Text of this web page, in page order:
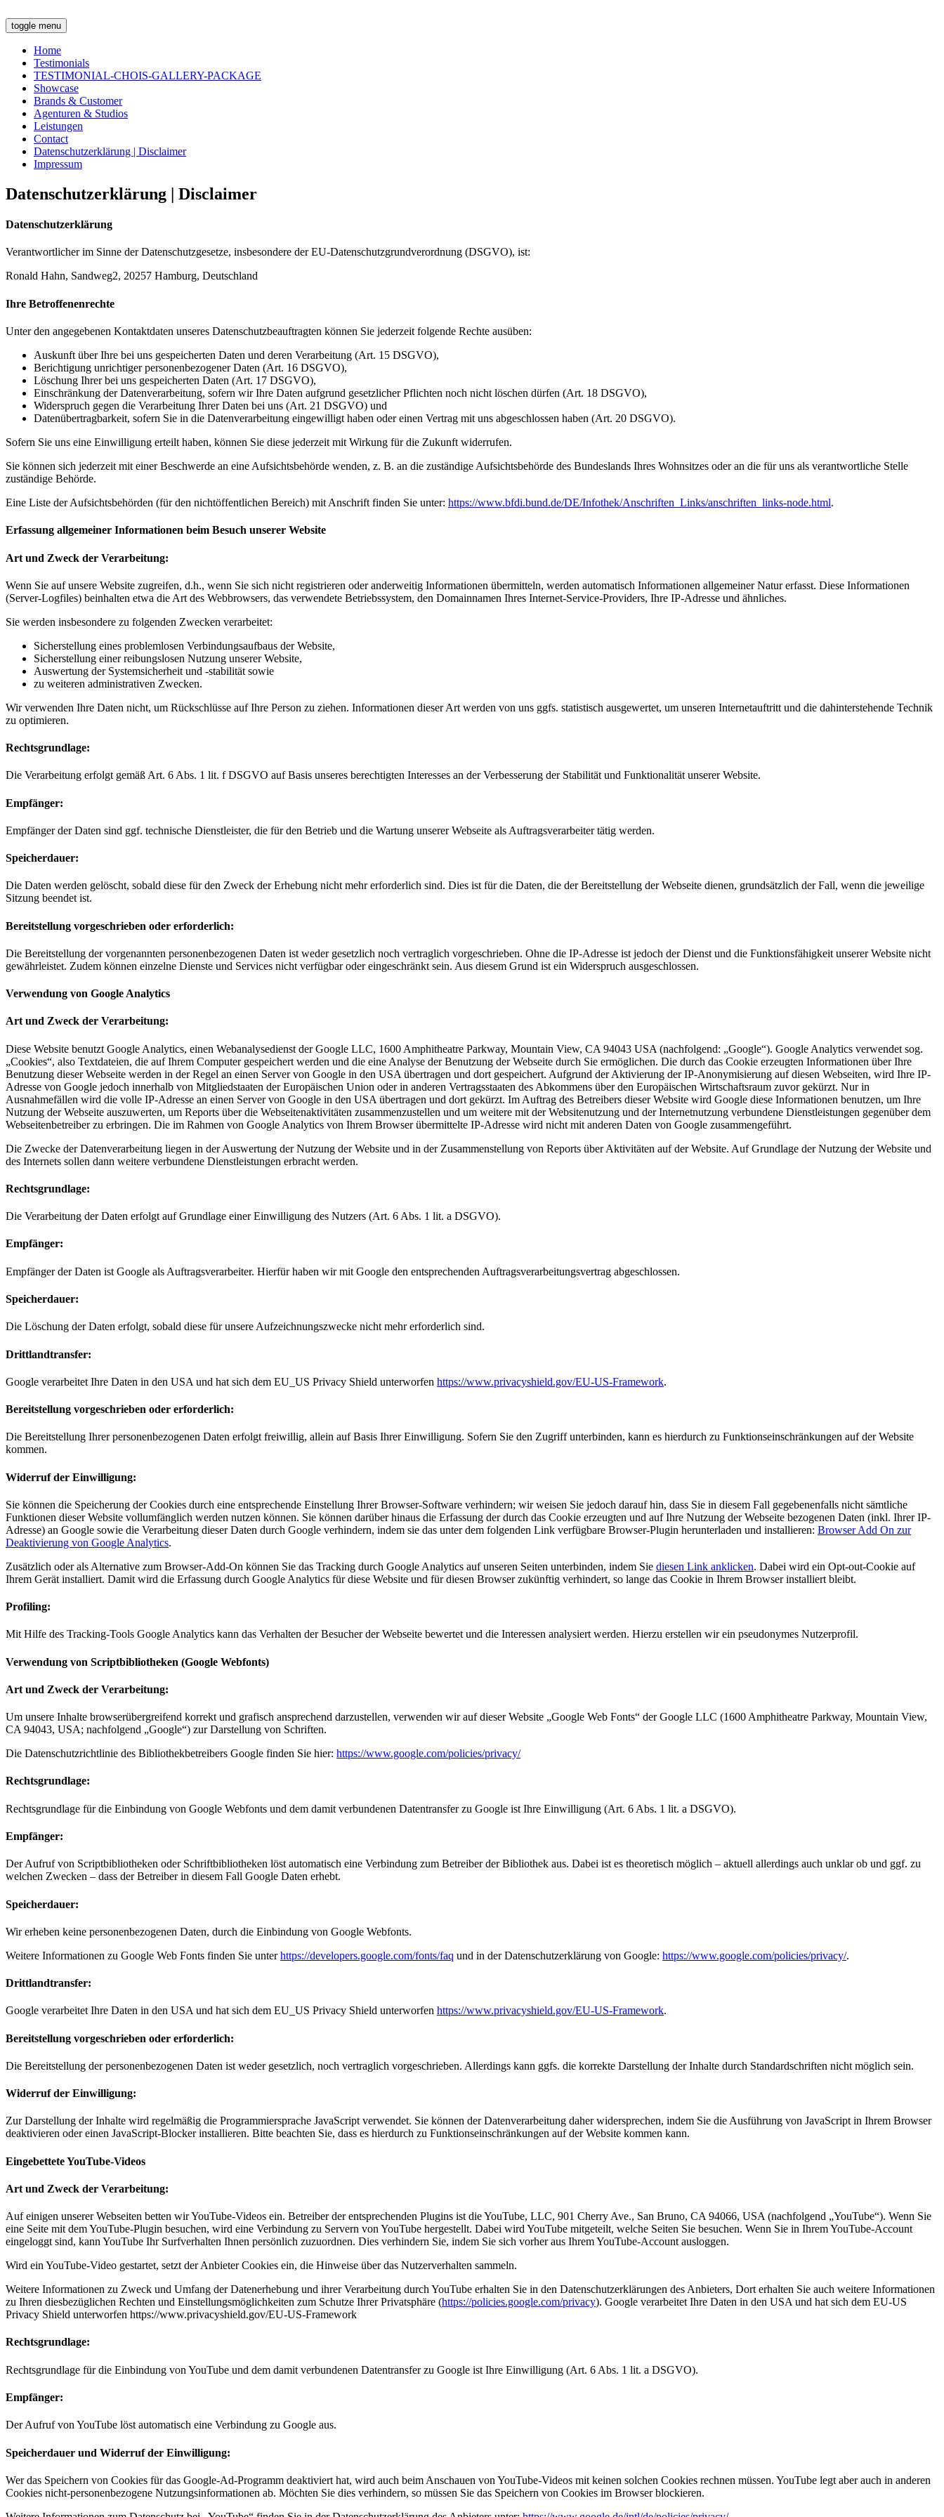
toggle menu
Home
Testimonials
TESTIMONIAL-CHOIS-GALLERY-PACKAGE
Showcase
Brands & Customer
Agenturen & Studios
Leistungen
Contact
Datenschutzerklärung | Disclaimer
Impressum
Datenschutzerklärung | Disclaimer
Datenschutzerklärung
Verantwortlicher im Sinne der Datenschutzgesetze, insbesondere der EU-Datenschutzgrundverordnung (DSGVO), ist:
Ronald Hahn, Sandweg2, 20257 Hamburg, Deutschland
Ihre Betroffenenrechte
Unter den angegebenen Kontaktdaten unseres Datenschutzbeauftragten können Sie jederzeit folgende Rechte ausüben:
Auskunft über Ihre bei uns gespeicherten Daten und deren Verarbeitung (Art. 15 DSGVO),
Berichtigung unrichtiger personenbezogener Daten (Art. 16 DSGVO),
Löschung Ihrer bei uns gespeicherten Daten (Art. 17 DSGVO),
Einschränkung der Datenverarbeitung, sofern wir Ihre Daten aufgrund gesetzlicher Pflichten noch nicht löschen dürfen (Art. 18 DSGVO),
Widerspruch gegen die Verarbeitung Ihrer Daten bei uns (Art. 21 DSGVO) und
Datenübertragbarkeit, sofern Sie in die Datenverarbeitung eingewilligt haben oder einen Vertrag mit uns abgeschlossen haben (Art. 20 DSGVO).
Sofern Sie uns eine Einwilligung erteilt haben, können Sie diese jederzeit mit Wirkung für die Zukunft widerrufen.
Sie können sich jederzeit mit einer Beschwerde an eine Aufsichtsbehörde wenden, z. B. an die zuständige Aufsichtsbehörde des Bundeslands Ihres Wohnsitzes oder an die für uns als verantwortliche Stelle
zuständige Behörde.
Eine Liste der Aufsichtsbehörden (für den nichtöffentlichen Bereich) mit Anschrift finden Sie unter: https://www.bfdi.bund.de/DE/Infothek/Anschriften_Links/anschriften_links-node.html.
Erfassung allgemeiner Informationen beim Besuch unserer Website
Art und Zweck der Verarbeitung:
Wenn Sie auf unsere Website zugreifen, d.h., wenn Sie sich nicht registrieren oder anderweitig Informationen übermitteln, werden automatisch Informationen allgemeiner Natur erfasst. Diese Informationen
(Server-Logfiles) beinhalten etwa die Art des Webbrowsers, das verwendete Betriebssystem, den Domainnamen Ihres Internet-Service-Providers, Ihre IP-Adresse und ähnliches.
Sie werden insbesondere zu folgenden Zwecken verarbeitet:
Sicherstellung eines problemlosen Verbindungsaufbaus der Website,
Sicherstellung einer reibungslosen Nutzung unserer Website,
Auswertung der Systemsicherheit und -stabilität sowie
zu weiteren administrativen Zwecken.
Wir verwenden Ihre Daten nicht, um Rückschlüsse auf Ihre Person zu ziehen. Informationen dieser Art werden von uns ggfs. statistisch ausgewertet, um unseren Internetauftritt und die dahinterstehende Technik
zu optimieren.
Rechtsgrundlage:
Die Verarbeitung erfolgt gemäß Art. 6 Abs. 1 lit. f DSGVO auf Basis unseres berechtigten Interesses an der Verbesserung der Stabilität und Funktionalität unserer Website.
Empfänger:
Empfänger der Daten sind ggf. technische Dienstleister, die für den Betrieb und die Wartung unserer Webseite als Auftragsverarbeiter tätig werden.
Speicherdauer:
Die Daten werden gelöscht, sobald diese für den Zweck der Erhebung nicht mehr erforderlich sind. Dies ist für die Daten, die der Bereitstellung der Webseite dienen, grundsätzlich der Fall, wenn die jeweilige
Sitzung beendet ist.
Bereitstellung vorgeschrieben oder erforderlich:
Die Bereitstellung der vorgenannten personenbezogenen Daten ist weder gesetzlich noch vertraglich vorgeschrieben. Ohne die IP-Adresse ist jedoch der Dienst und die Funktionsfähigkeit unserer Website nicht
gewährleistet. Zudem können einzelne Dienste und Services nicht verfügbar oder eingeschränkt sein. Aus diesem Grund ist ein Widerspruch ausgeschlossen.
Verwendung von Google Analytics
Art und Zweck der Verarbeitung:
Diese Website benutzt Google Analytics, einen Webanalysedienst der Google LLC, 1600 Amphitheatre Parkway, Mountain View, CA 94043 USA (nachfolgend: „Google“). Google Analytics verwendet sog.
„Cookies“, also Textdateien, die auf Ihrem Computer gespeichert werden und die eine Analyse der Benutzung der Webseite durch Sie ermöglichen. Die durch das Cookie erzeugten Informationen über Ihre
Benutzung dieser Webseite werden in der Regel an einen Server von Google in den USA übertragen und dort gespeichert. Aufgrund der Aktivierung der IP-Anonymisierung auf diesen Webseiten, wird Ihre IP-
Adresse von Google jedoch innerhalb von Mitgliedstaaten der Europäischen Union oder in anderen Vertragsstaaten des Abkommens über den Europäischen Wirtschaftsraum zuvor gekürzt. Nur in
Ausnahmefällen wird die volle IP-Adresse an einen Server von Google in den USA übertragen und dort gekürzt. Im Auftrag des Betreibers dieser Website wird Google diese Informationen benutzen, um Ihre
Nutzung der Webseite auszuwerten, um Reports über die Webseitenaktivitäten zusammenzustellen und um weitere mit der Websitenutzung und der Internetnutzung verbundene Dienstleistungen gegenüber dem
Webseitenbetreiber zu erbringen. Die im Rahmen von Google Analytics von Ihrem Browser übermittelte IP-Adresse wird nicht mit anderen Daten von Google zusammengeführt.
Die Zwecke der Datenverarbeitung liegen in der Auswertung der Nutzung der Website und in der Zusammenstellung von Reports über Aktivitäten auf der Website. Auf Grundlage der Nutzung der Website und
des Internets sollen dann weitere verbundene Dienstleistungen erbracht werden.
Rechtsgrundlage:
Die Verarbeitung der Daten erfolgt auf Grundlage einer Einwilligung des Nutzers (Art. 6 Abs. 1 lit. a DSGVO).
Empfänger:
Empfänger der Daten ist Google als Auftragsverarbeiter. Hierfür haben wir mit Google den entsprechenden Auftragsverarbeitungsvertrag abgeschlossen.
Speicherdauer:
Die Löschung der Daten erfolgt, sobald diese für unsere Aufzeichnungszwecke nicht mehr erforderlich sind.
Drittlandtransfer:
Google verarbeitet Ihre Daten in den USA und hat sich dem EU_US Privacy Shield unterworfen https://www.privacyshield.gov/EU-US-Framework.
Bereitstellung vorgeschrieben oder erforderlich:
Die Bereitstellung Ihrer personenbezogenen Daten erfolgt freiwillig, allein auf Basis Ihrer Einwilligung. Sofern Sie den Zugriff unterbinden, kann es hierdurch zu Funktionseinschränkungen auf der Website
kommen.
Widerruf der Einwilligung:
Sie können die Speicherung der Cookies durch eine entsprechende Einstellung Ihrer Browser-Software verhindern; wir weisen Sie jedoch darauf hin, dass Sie in diesem Fall gegebenenfalls nicht sämtliche
Funktionen dieser Website vollumfänglich werden nutzen können. Sie können darüber hinaus die Erfassung der durch das Cookie erzeugten und auf Ihre Nutzung der Webseite bezogenen Daten (inkl. Ihrer IP-
Adresse) an Google sowie die Verarbeitung dieser Daten durch Google verhindern, indem sie das unter dem folgenden Link verfügbare Browser-Plugin herunterladen und installieren: Browser Add On zur
Deaktivierung von Google Analytics.
Zusätzlich oder als Alternative zum Browser-Add-On können Sie das Tracking durch Google Analytics auf unseren Seiten unterbinden, indem Sie diesen Link anklicken. Dabei wird ein Opt-out-Cookie auf
Ihrem Gerät installiert. Damit wird die Erfassung durch Google Analytics für diese Website und für diesen Browser zukünftig verhindert, so lange das Cookie in Ihrem Browser installiert bleibt.
Profiling:
Mit Hilfe des Tracking-Tools Google Analytics kann das Verhalten der Besucher der Webseite bewertet und die Interessen analysiert werden. Hierzu erstellen wir ein pseudonymes Nutzerprofil.
Verwendung von Scriptbibliotheken (Google Webfonts)
Art und Zweck der Verarbeitung:
Um unsere Inhalte browserübergreifend korrekt und grafisch ansprechend darzustellen, verwenden wir auf dieser Website „Google Web Fonts“ der Google LLC (1600 Amphitheatre Parkway, Mountain View,
CA 94043, USA; nachfolgend „Google“) zur Darstellung von Schriften.
Die Datenschutzrichtlinie des Bibliothekbetreibers Google finden Sie hier: https://www.google.com/policies/privacy/
Rechtsgrundlage:
Rechtsgrundlage für die Einbindung von Google Webfonts und dem damit verbundenen Datentransfer zu Google ist Ihre Einwilligung (Art. 6 Abs. 1 lit. a DSGVO).
Empfänger:
Der Aufruf von Scriptbibliotheken oder Schriftbibliotheken löst automatisch eine Verbindung zum Betreiber der Bibliothek aus. Dabei ist es theoretisch möglich – aktuell allerdings auch unklar ob und ggf. zu
welchen Zwecken – dass der Betreiber in diesem Fall Google Daten erhebt.
Speicherdauer:
Wir erheben keine personenbezogenen Daten, durch die Einbindung von Google Webfonts.
Weitere Informationen zu Google Web Fonts finden Sie unterhttps://developers.google.com/fonts/faq und in der Datenschutzerklärung von Google: https://www.google.com/policies/privacy/.
Drittlandtransfer:
Google verarbeitet Ihre Daten in den USA und hat sich dem EU_US Privacy Shield unterworfen https://www.privacyshield.gov/EU-US-Framework.
Bereitstellung vorgeschrieben oder erforderlich:
Die Bereitstellung der personenbezogenen Daten ist weder gesetzlich, noch vertraglich vorgeschrieben. Allerdings kann ggfs. die korrekte Darstellung der Inhalte durch Standardschriften nicht möglich sein.
Widerruf der Einwilligung:
Zur Darstellung der Inhalte wird regelmäßig die Programmiersprache JavaScript verwendet. Sie können der Datenverarbeitung daher widersprechen, indem Sie die Ausführung von JavaScript in Ihrem Browser
deaktivieren oder einen JavaScript-Blocker installieren. Bitte beachten Sie, dass es hierdurch zu Funktionseinschränkungen auf der Website kommen kann.
Eingebettete YouTube-Videos
Art und Zweck der Verarbeitung:
Auf einigen unserer Webseiten betten wir YouTube-Videos ein. Betreiber der entsprechenden Plugins ist die YouTube, LLC, 901 Cherry Ave., San Bruno, CA 94066, USA (nachfolgend „YouTube“). Wenn Sie
eine Seite mit dem YouTube-Plugin besuchen, wird eine Verbindung zu Servern von YouTube hergestellt. Dabei wird YouTube mitgeteilt, welche Seiten Sie besuchen. Wenn Sie in Ihrem YouTube-Account
eingeloggt sind, kann YouTube Ihr Surfverhalten Ihnen persönlich zuzuordnen. Dies verhindern Sie, indem Sie sich vorher aus Ihrem YouTube-Account ausloggen.
Wird ein YouTube-Video gestartet, setzt der Anbieter Cookies ein, die Hinweise über das Nutzerverhalten sammeln.
Weitere Informationen zu Zweck und Umfang der Datenerhebung und ihrer Verarbeitung durch YouTube erhalten Sie in den Datenschutzerklärungen des Anbieters, Dort erhalten Sie auch weitere Informationen
zu Ihren diesbezüglichen Rechten und Einstellungsmöglichkeiten zum Schutze Ihrer Privatsphäre (https://policies.google.com/privacy). Google verarbeitet Ihre Daten in den USA und hat sich dem EU-US
Privacy Shield unterworfen https://www.privacyshield.gov/EU-US-Framework
Rechtsgrundlage:
Rechtsgrundlage für die Einbindung von YouTube und dem damit verbundenen Datentransfer zu Google ist Ihre Einwilligung (Art. 6 Abs. 1 lit. a DSGVO).
Empfänger:
Der Aufruf von YouTube löst automatisch eine Verbindung zu Google aus.
Speicherdauer und Widerruf der Einwilligung:
Wer das Speichern von Cookies für das Google-Ad-Programm deaktiviert hat, wird auch beim Anschauen von YouTube-Videos mit keinen solchen Cookies rechnen müssen. YouTube legt aber auch in anderen
Cookies nicht-personenbezogene Nutzungsinformationen ab. Möchten Sie dies verhindern, so müssen Sie das Speichern von Cookies im Browser blockieren.